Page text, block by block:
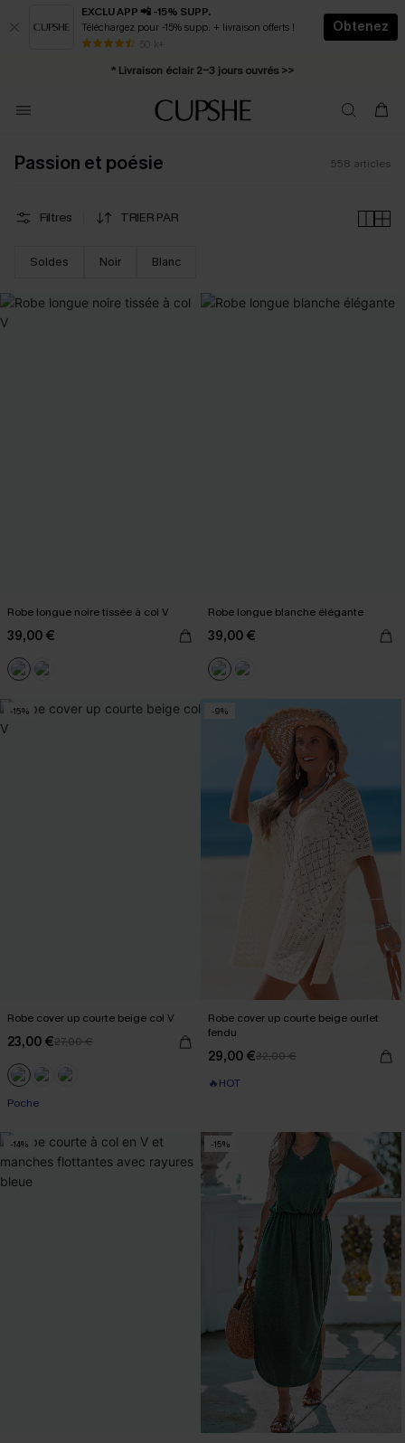
EXCLU APP 📲 -15% SUPP.
Téléchargez pour -15% supp. + livraison offerts !
50 k+
Obtenez
* Livraison éclair 2-3 jours ouvrés >>
Abonnement E-mail : -25% dès 4 achetés >>
Passion et poésie 558 articles
Filtres TRIER PAR
Soldes Noir Blanc
Robe longue noire tissée à col V
39,00 €
Robe longue blanche élégante
39,00 €
-15%
Robe cover up courte beige col V
23,00 €27,00 €
Poche
-9%
Robe cover up courte beige ourlet
fendu
29,00 €32,00 €
🔥HOT
-14% -15%